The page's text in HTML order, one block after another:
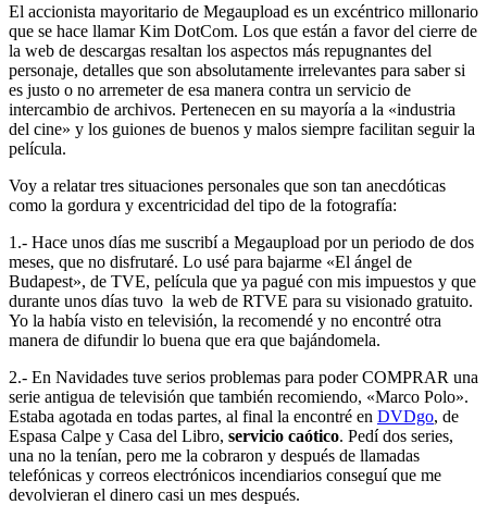
El accionista mayoritario de Megaupload es un excéntrico millonario
que se hace llamar Kim DotCom. Los que están a favor del cierre de
la web de descargas resaltan los aspectos más repugnantes del
personaje, detalles que son absolutamente irrelevantes para saber si
es justo o no arremeter de esa manera contra un servicio de
intercambio de archivos. Pertenecen en su mayoría a la «industria
del cine» y los guiones de buenos y malos siempre facilitan seguir la
película.
Voy a relatar tres situaciones personales que son tan anecdóticas
como la gordura y excentricidad del tipo de la fotografía:
1.- Hace unos días me suscribí a Megaupload por un periodo de dos
meses, que no disfrutaré. Lo usé para bajarme «El ángel de
Budapest», de TVE, película que ya pagué con mis impuestos y que
durante unos días tuvo la web de RTVE para su visionado gratuito.
Yo la había visto en televisión, la recomendé y no encontré otra
manera de difundir lo buena que era que bajándomela.
2.- En Navidades tuve serios problemas para poder COMPRAR una
serie antigua de televisión que también recomiendo, «Marco Polo».
Estaba agotada en todas partes, al final la encontré en DVDgo, de
Espasa Calpe y Casa del Libro, servicio caótico. Pedí dos series,
una no la tenían, pero me la cobraron y después de llamadas
telefónicas y correos electrónicos incendiarios conseguí que me
devolvieran el dinero casi un mes después.